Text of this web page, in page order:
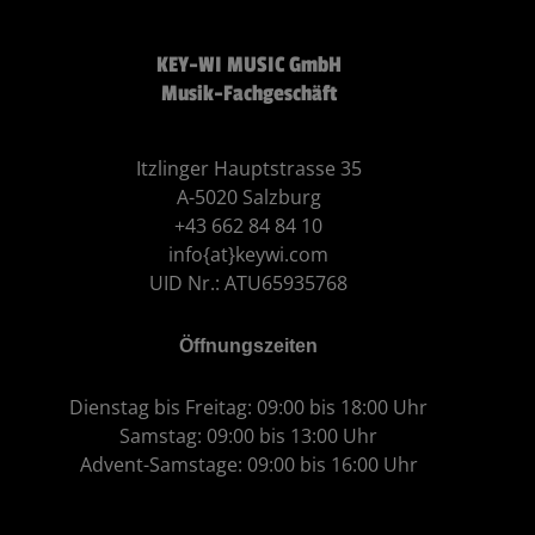
KEY-WI MUSIC GmbH
Musik-Fachgeschäft
Itzlinger Hauptstrasse 35
A-5020 Salzburg
+43 662 84 84 10
info{at}keywi.com
UID Nr.: ATU65935768
Öffnungszeiten
Dienstag bis Freitag: 09:00 bis 18:00 Uhr
Samstag: 09:00 bis 13:00 Uhr
Advent-Samstage: 09:00 bis 16:00 Uhr